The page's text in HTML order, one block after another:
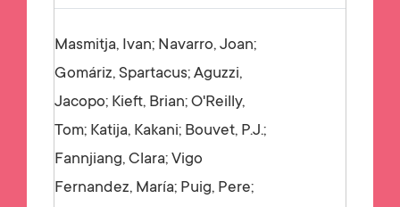
Masmitja, Ivan; Navarro, Joan;
Gomáriz, Spartacus; Aguzzi,
Jacopo; Kieft, Brian; O'Reilly,
Tom; Katija, Kakani; Bouvet, P.J.;
Fannjiang, Clara; Vigo
Fernandez, María; Puig, Pere;